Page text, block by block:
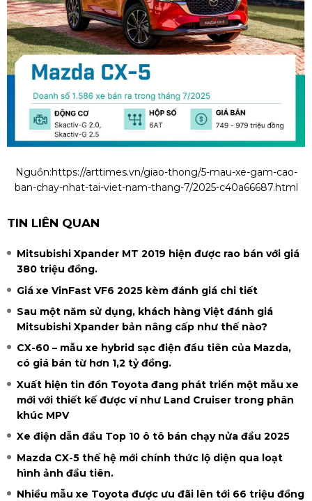
Nguồn:https://arttimes.vn/giao-thong/5-mau-xe-gam-cao-
ban-chay-nhat-tai-viet-nam-thang-7/2025-c40a66687.html
TIN LIÊN QUAN
Mitsubishi Xpander MT 2019 hiện được rao bán với giá
380 triệu đồng.
Giá xe VinFast VF6 2025 kèm đánh giá chi tiết
Sau một năm sử dụng, khách hàng Việt đánh giá
Mitsubishi Xpander bản nâng cấp như thế nào?
CX-60 – mẫu xe hybrid sạc điện đầu tiên của Mazda,
có giá bán từ hơn 1,2 tỷ đồng.
Xuất hiện tin đồn Toyota đang phát triển một mẫu xe
mới với thiết kế được ví như Land Cruiser trong phân
khúc MPV
Xe điện dẫn đầu Top 10 ô tô bán chạy nửa đầu 2025
Mazda CX-5 thế hệ mới chính thức lộ diện qua loạt
hình ảnh đầu tiên.
Nhiều mẫu xe Toyota được ưu đãi lên tới 66 triệu đồng